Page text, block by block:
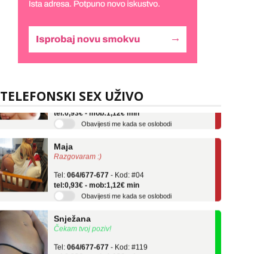
TELEFONSKI SEX UŽIVO
Liliana
- Kod: #69
tel:0,93€ - mob:1,12€ min
Razgovaram :)
Tel:064/677-677
tel:0,93€ - mob:1,12€ min
Obavijesti me kada se oslobodi
Čekam tvoj poziv!
Tel:064/677-677- Kod: #119
tel:0,93€ - mob:1,12€ min